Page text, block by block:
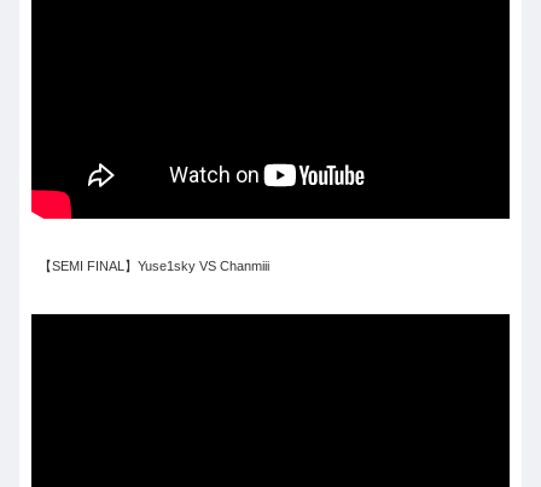
【SEMI FINAL】Yuse1sky VS Chanmiii